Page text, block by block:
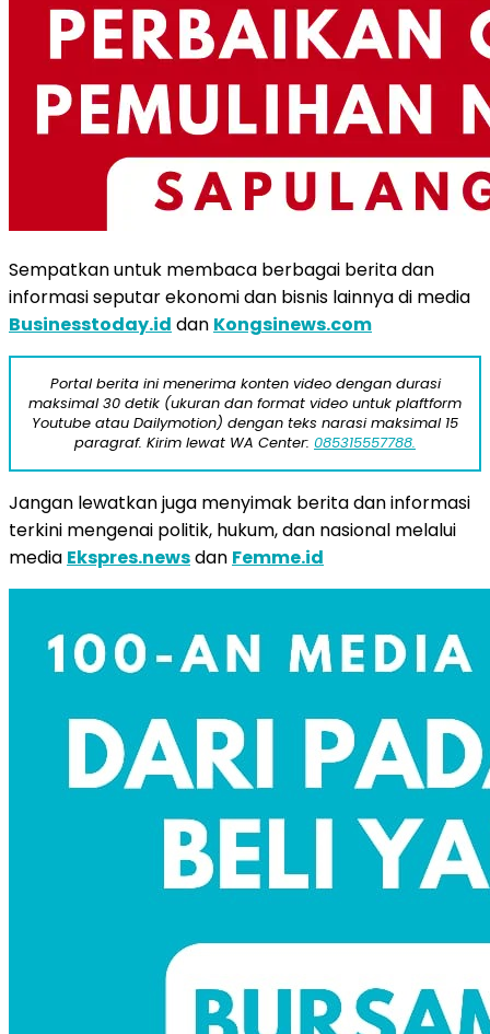
Sempatkan untuk membaca berbagai berita dan
informasi seputar ekonomi dan bisnis lainnya di media
Businesstoday.id dan Kongsinews.com
Portal berita ini menerima konten video dengan durasi
maksimal 30 detik (ukuran dan format video untuk plaftform
Youtube atau Dailymotion) dengan teks narasi maksimal 15
paragraf. Kirim lewat WA Center: 085315557788.
Jangan lewatkan juga menyimak berita dan informasi
terkini mengenai politik, hukum, dan nasional melalui
media Ekspres.newsdan Femme.id